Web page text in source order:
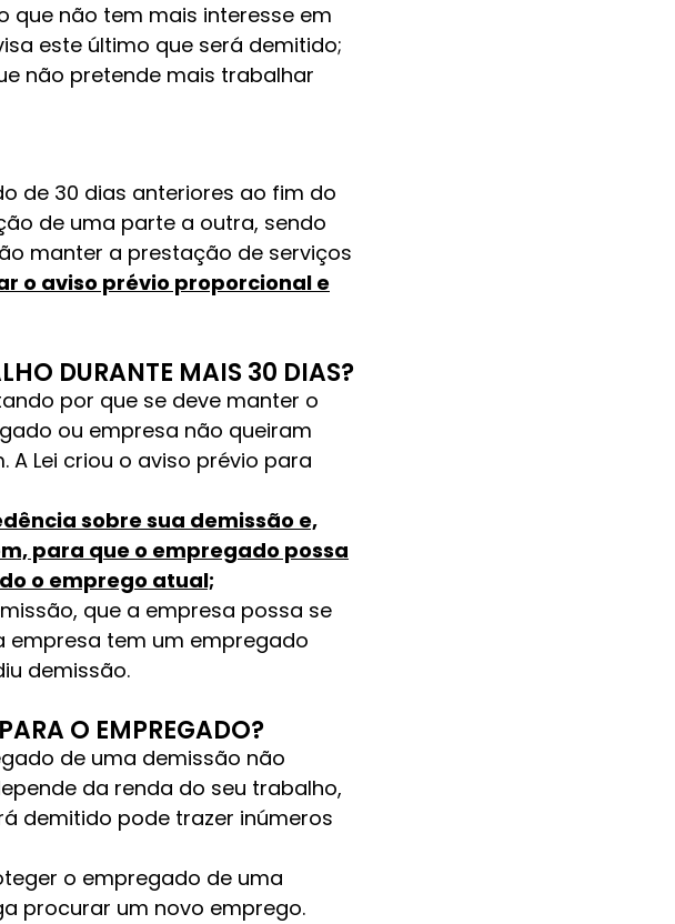
que não tem mais interesse em
este último que será demitido;
não pretende mais trabalhar
de 30 dias anteriores ao fim do
de uma parte a outra, sendo
manter a prestação de serviços
o aviso prévio proporcional e
DURANTE MAIS 30 DIAS?
por que se deve manter o
ou empresa não queiram
Lei criou o aviso prévio para
sobre sua demissão e,
para que o empregado possa
o emprego atual;
que a empresa possa se
empresa tem um empregado
demissão.
O EMPREGADO?
de uma demissão não
da renda do seu trabalho,
demitido pode trazer inúmeros
o empregado de uma
procurar um novo emprego.